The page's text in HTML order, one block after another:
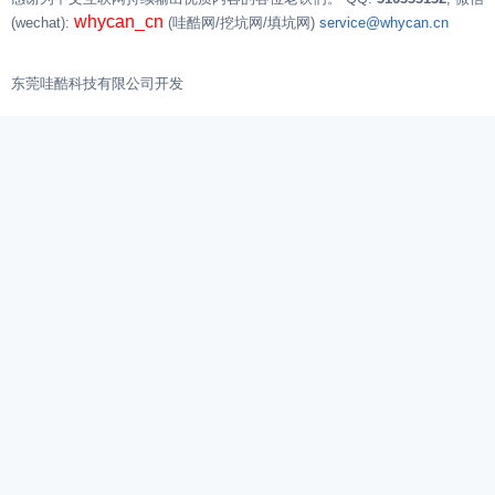
(wechat): whycan_cn (哇酷网/挖坑网/填坑网) service@whycan.cn
东莞哇酷科技有限公司开发